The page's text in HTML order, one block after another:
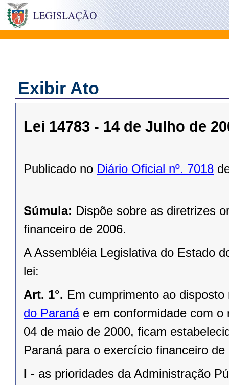
Exibir Ato
Lei 14783 - 14 de Julho de
Publicado no Diário Oficial nº. 7018
Súmula: Dispõe sobre as diretrizes
financeiro de 2006.
A Assembléia Legislativa do Estado
lei:
Art. 1°. Em cumprimento ao
do Paranáe em conformidade com o
04 de maio de 2000, ficam
Paraná para o exercício financeiro
I - as prioridades da Administração